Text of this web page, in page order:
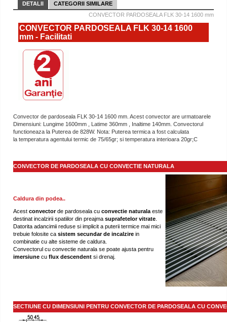
DETALII
CATEGORII SIMILARE
CONVECTOR PARDOSEALA FLK 30-14 1600 mm
CONVECTOR PARDOSEALA FLK 30-14 1600
mm - Facilitati
Convector de pardoseala FLK 30-14 1600 mm. Acest convector are urmatoarele
Dimensiuni: Lungime 1600mm , Latime 360mm , Inaltime 140mm. Convectorul
functioneaza la Puterea de 828W. Nota: Puterea termica a fost calculata
la temperatura agentului termic de 75/65gr; si temperatura interioara 20gr;C
CONVECTOR DE PARDOSEALA CU CONVECTIE NATURALA
Caldura din podea..
Acest convectorde pardoseala cu convectie naturala este
destinat incalzirii spatiilor din preajma suprafetelor vitrate
Datorita adancimii reduse si implicit a puterii termice mai mici
trebuie folosite ca sistem secundar de incalzire in
combinatie cu alte sisteme de caldura.
Convectorul cu convectie naturala se poate ajusta pentru
imersiune cu flux descendent si drenaj.
SECTIUNE CU DIMENSIUNI PENTRU CONVECTOR DE PARDOSEALA CU